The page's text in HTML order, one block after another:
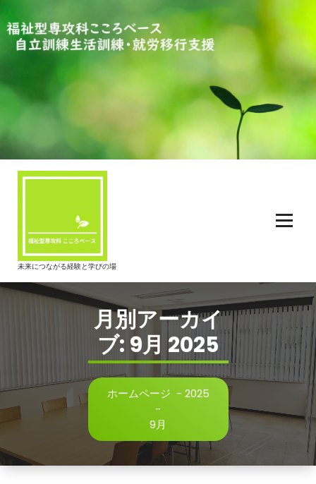
ン
テ
へ
ッ
プ
未来につながる経験と学びの場
月別アーカイ
ブ: 9月 2025
ホームページ - 2025
-
9月